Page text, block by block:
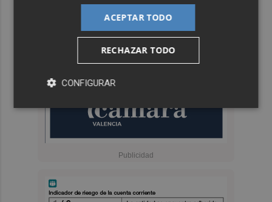
ACEPTAR TODO
RECHAZAR TODO
CONFIGURAR